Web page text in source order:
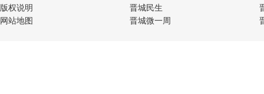
版权说明
网站地图
晋城民生
晋城微一周